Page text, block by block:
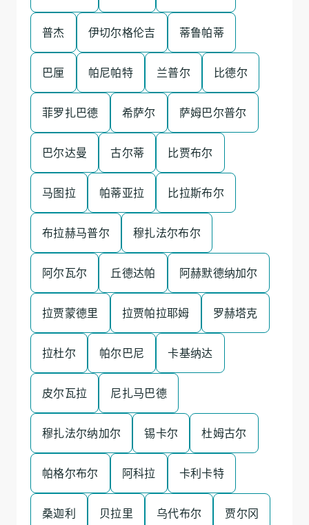
普杰 伊切尔格伦吉 蒂鲁帕蒂
巴厘 帕尼帕特 兰普尔 比德尔
菲罗扎巴德 希萨尔 萨姆巴尔普尔
巴尔达曼 古尔蒂 比贾布尔
马图拉 帕蒂亚拉 比拉斯布尔
布拉赫马普尔 穆扎法尔布尔
阿尔瓦尔 丘德达帕 阿赫默德纳加尔
拉贾蒙德里 拉贾帕拉耶姆 罗赫塔克
拉杜尔 帕尔巴尼 卡基纳达
皮尔瓦拉 尼扎马巴德
穆扎法尔纳加尔 锡卡尔 杜姆古尔
帕格尔布尔 阿科拉 卡利卡特
桑迦利 贝拉里 乌代布尔 贾尔冈